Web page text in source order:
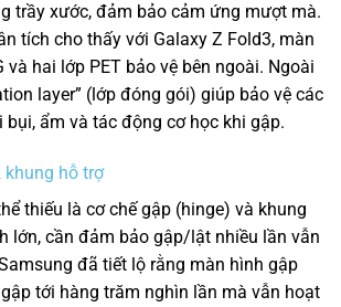
trầy xước, đảm bảo cảm ứng mượt mà.
tích cho thấy với Galaxy Z Fold3, màn
và hai lớp PET bảo vệ bên ngoài. Ngoài
layer” (lớp đóng gói) giúp bảo vệ các
bụi, ẩm và tác động cơ học khi gập.
khung hỗ trợ
thiếu là cơ chế gập (hinge) và khung
lớn, cần đảm bảo gập/lật nhiều lần vẫn
đã tiết lộ rằng màn hình gập
tới hàng trăm nghìn lần mà vẫn hoạt